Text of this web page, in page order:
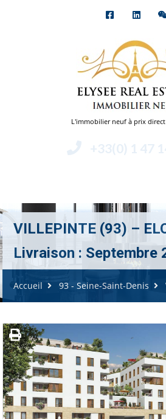
L'immobilier neuf à prix
+33(0) 1 47
VILLEPINTE (93) –
Livraison : Septembre
Accueil 93 - Seine-Saint-Denis